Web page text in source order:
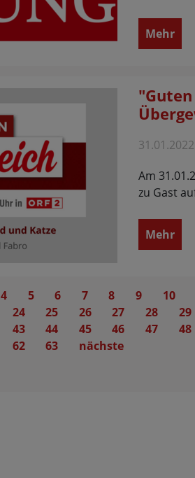
Mehr
31.01.2022
Am
zu Gast
Mehr
4 5 6 7 8 9 10
24 25 26 27 28 29
43 44 45 46 47 48
62 63 nächste